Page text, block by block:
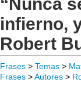
infierno,
Robert
Frases > Temas >
Frases >Autores >